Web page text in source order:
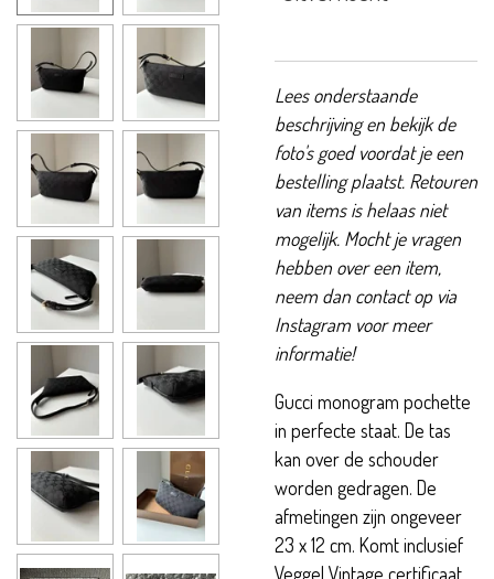
Lees onderstaande
beschrijving en bekijk de
foto's goed voordat je een
bestelling plaatst. Retouren
van items is helaas niet
mogelijk. Mocht je vragen
hebben over een item,
neem dan contact op via
Instagram voor meer
informatie!
Gucci monogram pochette
in perfecte staat. De tas
kan over de schouder
worden gedragen. De
afmetingen zijn ongeveer
23 x 12 cm. Komt inclusief
Veggel Vintage certificaat